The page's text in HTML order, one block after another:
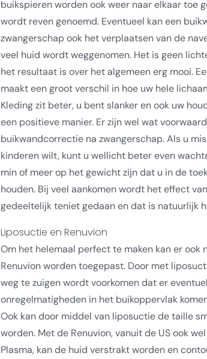
buikspieren worden ook weer naar elkaar toe
wordt reven genoemd. Eventueel kan een
zwangerschap ook het verplaatsen van de
veel huid wordt weggenomen. Het is geen
het resultaat is over het algemeen erg mooi.
maakt een groot verschil in hoe uw hele
Kleding zit beter, u bent slanker en ook uw
een positieve manier. Er zijn wel wat
buikwandcorrectie na zwangerschap. Als u
kinderen wilt, kunt u wellicht beter even
min of meer op het gewicht zijn dat u in de
houden. Bij veel aankomen wordt het effect
gedeeltelijk teniet gedaan en dat is natuurlijk
Liposuctie en Renuvion
Om het helemaal perfect te maken kan er ook
Renuvion worden toegepast. Door met
weg te zuigen wordt voorkomen dat er
onregelmatigheden in het buikoppervlak
Ook kan door middel van liposuctie de taille
worden. Met de Renuvion, vanuit de US ook
Plasma, kan de huid verstrakt worden en